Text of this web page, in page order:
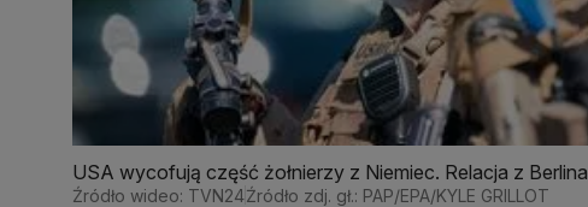
USA wycofują część żołnierzy z Niemiec. Relacja z Berlina
Źródło wideo: TVN24Źródło zdj. gł.: PAP/EPA/KYLE GRILLOT